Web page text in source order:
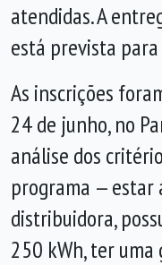
atendidas. A
está prevista
As inscrições
24 de junho, no
análise dos
programa — estar
distribuidora,
250 kWh, ter uma